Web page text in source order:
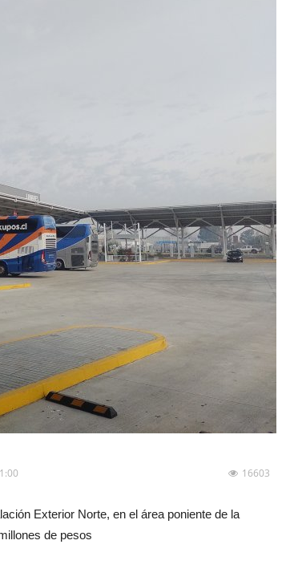
16603
Exterior Norte, en el área poniente de la
de pesos